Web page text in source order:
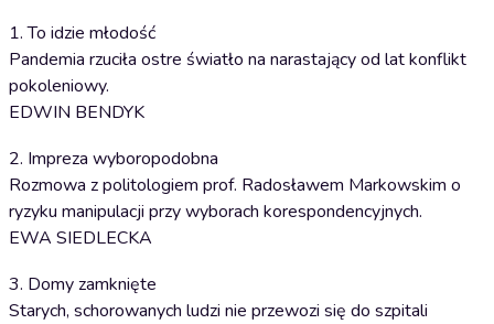
1. To idzie młodość
Pandemia rzuciła ostre światło na narastający od lat konflikt
pokoleniowy.
EDWIN BENDYK
2. Impreza wyboropodobna
Rozmowa z politologiem prof. Radosławem Markowskim o
ryzyku manipulacji przy wyborach korespondencyjnych.
EWA SIEDLECKA
3. Domy zamknięte
Starych, schorowanych ludzi nie przewozi się do szpitali